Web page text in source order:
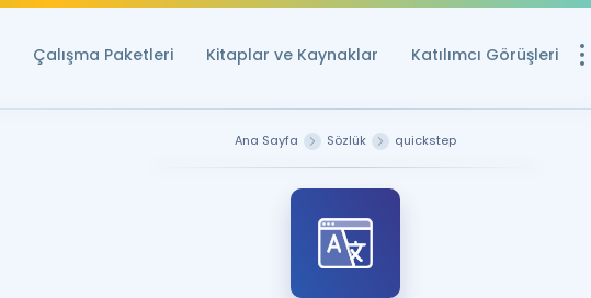
Çalışma Paketleri Kitaplar ve Kaynaklar Katılımcı Görüşleri
Ana Sayfa Sözlük quickstep